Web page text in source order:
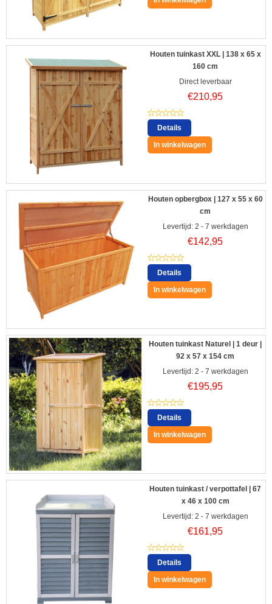
Houten tuinkast XXL | 138 x 65 x
160 cm
Direct leverbaar
€210,95
Details
In winkelwagen
Houten opbergbox | 127 x 55 x 60
cm
Levertijd: 2 - 7 werkdagen
€142,95
Details
In winkelwagen
Houten tuinkast Naturel | 1 deur |
92 x 57 x 154 cm
Levertijd: 2 - 7 werkdagen
€195,95
Details
In winkelwagen
Houten tuinkast / verpottafel | 67
x 46 x 100 cm
Levertijd: 2 - 7 werkdagen
€161,95
Details
In winkelwagen